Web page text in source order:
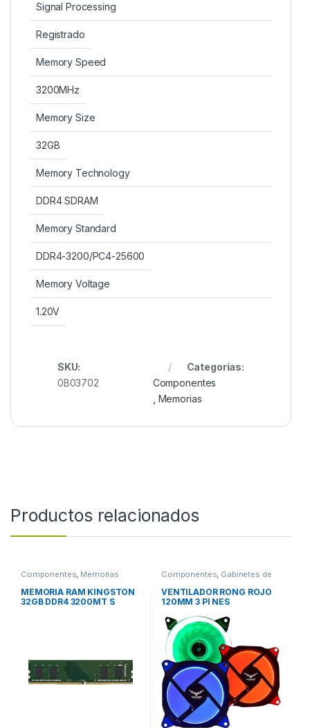
Signal Processing
Registrado
Memory Speed
3200MHz
Memory Size
32GB
Memory Technology
DDR4 SDRAM
Memory Standard
DDR4-3200/PC4-25600
Memory Voltage
1.20V
SKU:
0B03702
Categorías:
Componentes
Memorias
Productos relacionados
Componentes, Memorias
MEMORIA RAM KINGSTON
32GB DDR4 3200MT S
Componentes, Gabinetes de
VENTILADOR RONG ROJO
120MM 3 PI NES